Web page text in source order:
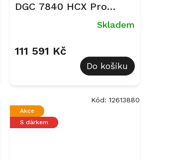
DGC 7840 HCX Pro
Skladem
111 591 Kč
Do košíku
Akce
S dárkem
Kód: 12613880